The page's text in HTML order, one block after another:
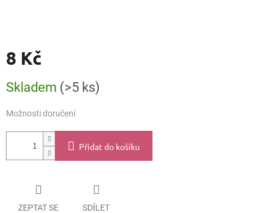
8 Kč
cena:
Skladem (>5 ks)
Možnosti doručení
Přidat do košíku
ZEPTAT SE SDÍLET